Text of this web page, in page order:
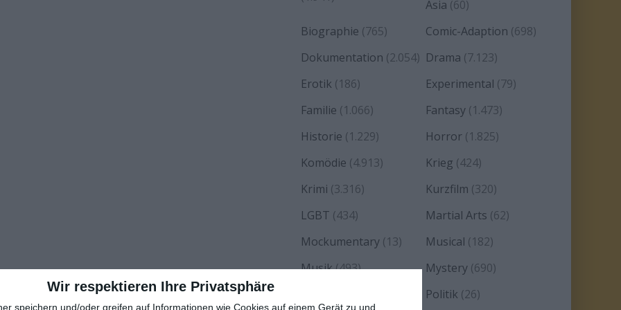
Wir respektieren Ihre Privatsphäre
speichern und/oder greifen auf Informationen wie Cookies auf einem Gerät zu und
Asia (60)
Biographie (765) Comic-Adaption (698)
Dokumentation (2.054) Drama (7.123)
Erotik (186) Experimental (79)
Familie (1.066) Fantasy (1.473)
Historie (1.229) Horror (1.825)
Komödie (4.913) Krieg (424)
Krimi (3.316) Kurzfilm (320)
LGBT (434) Martial Arts (62)
Mockumentary (13) Musical (182)
Musik(493) Mystery (690)
Politik (26)